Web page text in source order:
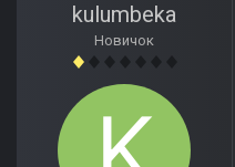
kulumbeka
Новичок